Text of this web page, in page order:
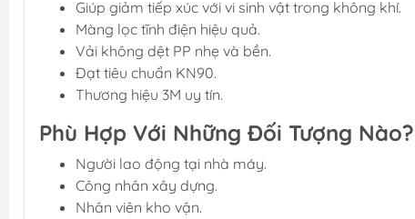
Giúp giảm tiếp xúc với vi sinh vật trong không khí.
Màng lọc tĩnh điện hiệu quả.
Vải không dệt PP nhẹ và bền.
Đạt tiêu chuẩn KN90.
Thương hiệu 3M uy tín.
Phù Hợp Với Những Đối Tượng Nào?
Người lao động tại nhà máy.
Công nhân xây dựng.
Nhân viên kho vận.